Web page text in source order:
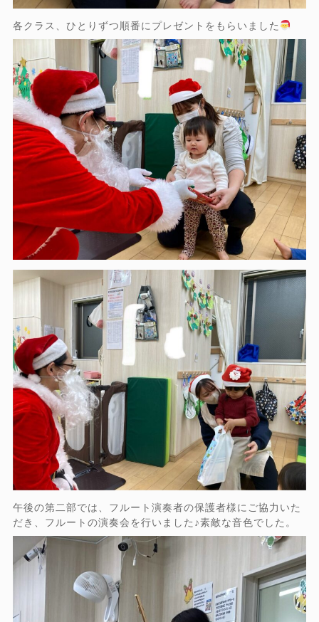
各クラス、ひとりずつ順番にプレゼントをもらいました
午後の第二部では、フルート演奏者の保護者様にご協力いた
だき、フルートの演奏会を行いました♪素敵な音色でした。